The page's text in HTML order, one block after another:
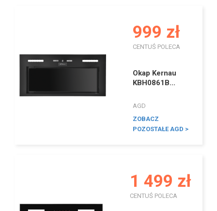
999 zł
CENTUŚ POLECA
Okap Kernau
KBH0861B...
AGD
ZOBACZ
POZOSTAŁE AGD >
1 499 zł
CENTUŚ POLECA